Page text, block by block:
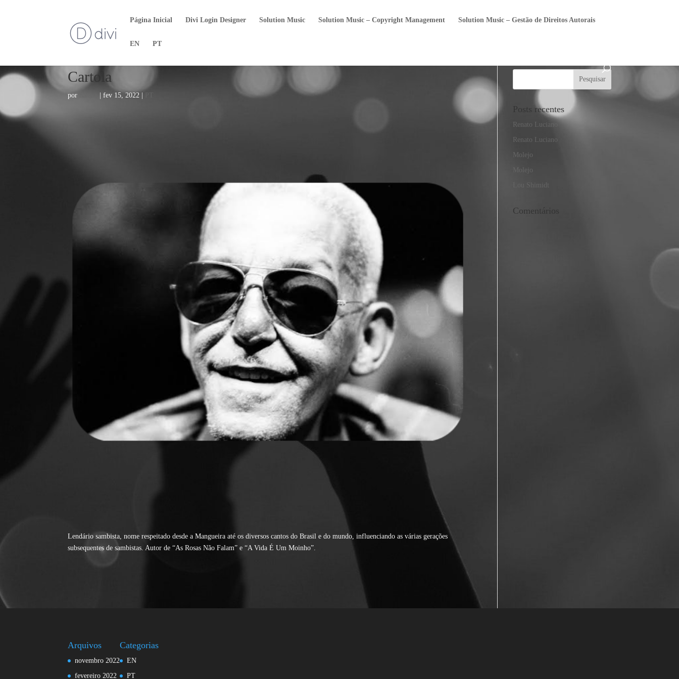
Página Inicial Divi Login Designer Solution Music Solution Music – Copyright Management Solution Music – Gestão de Direitos Autorais
EN PT
Cartola
por |fev 15, 2022
Lendário sambista, nome respeitado desde a Mangueira até os diversos cantos do Brasil e do mundo, influenciando as várias gerações
subsequentes de sambistas. Autor de “As Rosas Não Falam” e “A Vida É Um Moinho”.
Posts recentes
Renato Luciano
Renato Luciano
Molejo
Molejo
Lou Shimidt
Comentários
Arquivos
novembro 2022
fevereiro 2022
Categorias
EN
PT